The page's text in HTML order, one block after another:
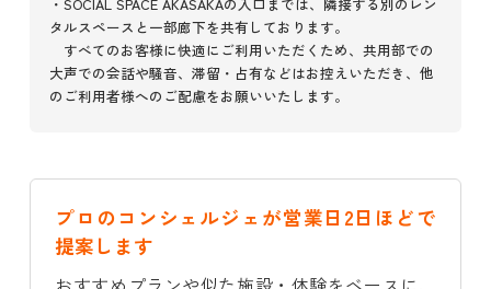
・SOCIAL SPACE AKASAKAの入口までは、隣接する別のレン
タルスペースと一部廊下を共有しております。
すべてのお客様に快適にご利用いただくため、共用部での
大声での会話や騒音、滞留・占有などはお控えいただき、他
のご利用者様へのご配慮をお願いいたします。
プロのコンシェルジェが営業日2日ほどで
提案します